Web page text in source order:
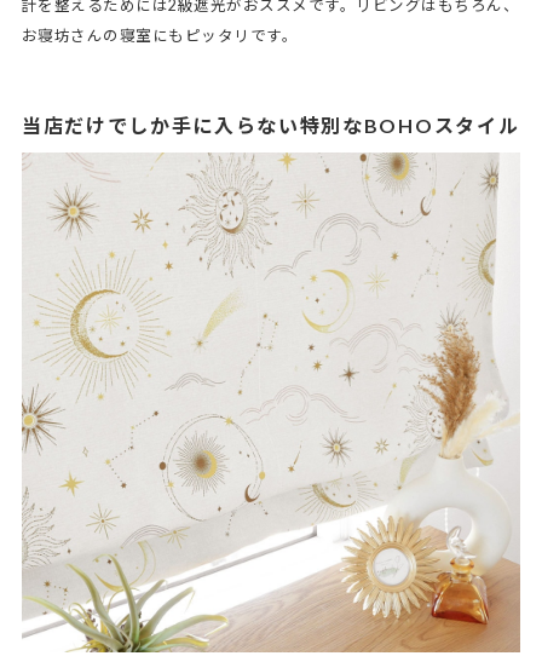
計を整えるためには2級遮光がおススメです。リビングはもちろん、
お寝坊さんの寝室にもピッタリです。
当店だけでしか手に入らない特別なBOHOスタイル